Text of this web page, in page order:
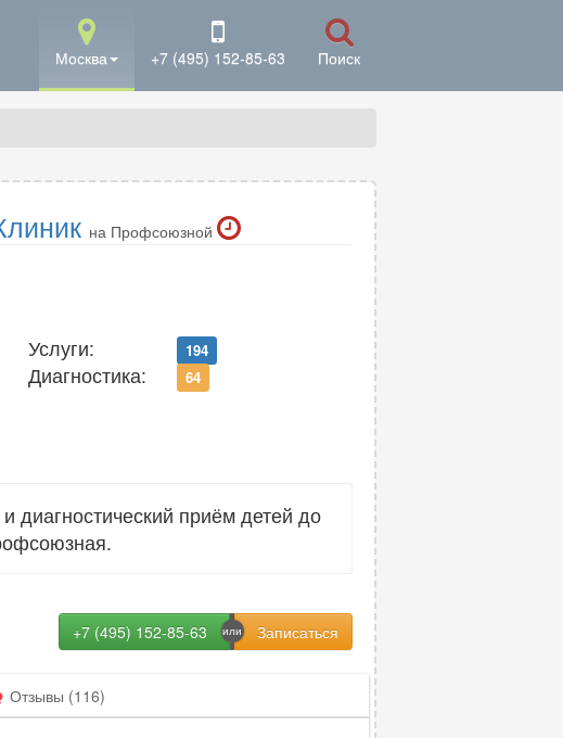
Москва +7 (495) 152-85-63 Поиск
на Профсоюзной
Услуги: 194
Диагностика: 64
диагностический приём детей до
+7 (495) 152-85-63
Отзывы (116)